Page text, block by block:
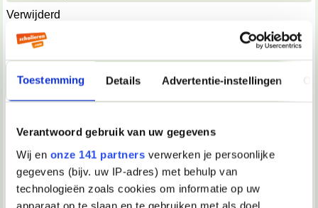
Toestemming Details Advertentie-instellingen
Verantwoord gebruik van uw gegevens
Wij en onze 141 partners verwerken je persoonlijke
gegevens (bijv. uw IP-adres) met behulp van
technologieën zoals cookies om informatie op uw
apparaat op te slaan en te gebruiken met als doel
Verwijderd
Cultiveren mieren geen bladluis?
20-05-2020, 20:04
Check even of je plantjes toevallig geen bladluizen hebben.
bladluizen om honingdauw (een plakkerige vloeistof die
bladluizen normaliter op de plant achterlaten) af te geven,
want mieren zijn daar dol op. Als dat zo is, zijn je mieren dus
een secundair probleem. Luizen zijn op veel manieren